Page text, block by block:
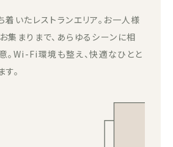
着いたレストランエリア。お一人様
集まりまで、あらゆるシーンに相
。Wi-Fi環境も整え、快適なひとと
。